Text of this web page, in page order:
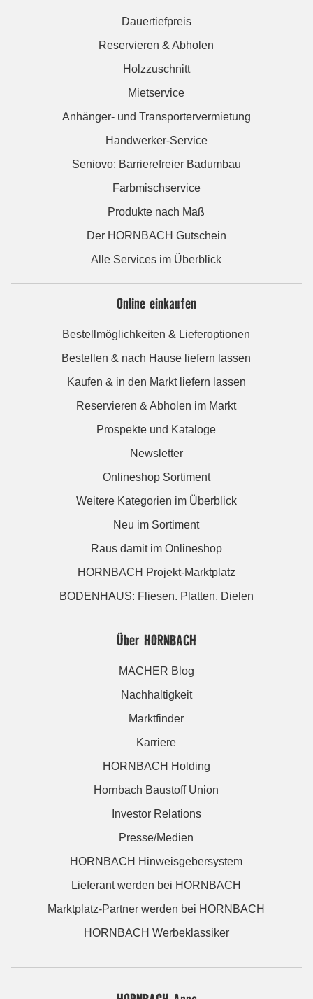
Dauertiefpreis
Reservieren & Abholen
Holzzuschnitt
Mietservice
Anhänger- und Transportervermietung
Handwerker-Service
Seniovo: Barrierefreier Badumbau
Farbmischservice
Produkte nach Maß
Der HORNBACH Gutschein
Alle Services im Überblick
Online einkaufen
Bestellmöglichkeiten & Lieferoptionen
Bestellen & nach Hause liefern lassen
Kaufen & in den Markt liefern lassen
Reservieren & Abholen im Markt
Prospekte und Kataloge
Newsletter
Onlineshop Sortiment
Weitere Kategorien im Überblick
Neu im Sortiment
Raus damit im Onlineshop
HORNBACH Projekt-Marktplatz
BODENHAUS: Fliesen. Platten. Dielen
Über HORNBACH
MACHER Blog
Nachhaltigkeit
Marktfinder
Karriere
HORNBACH Holding
Hornbach Baustoff Union
Investor Relations
Presse/Medien
HORNBACH Hinweisgebersystem
Lieferant werden bei HORNBACH
Marktplatz-Partner werden bei HORNBACH
HORNBACH Werbeklassiker